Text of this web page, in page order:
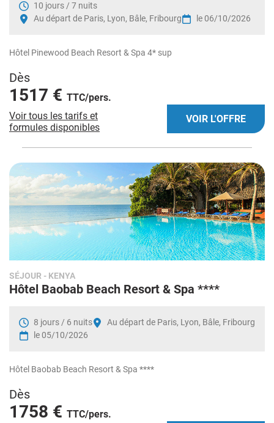
10 jours / 7 nuits
Au départ de Paris, Lyon, Bâle, Fribourg
le 06/10/2026
Hôtel Pinewood Beach Resort & Spa 4* sup
Dès
1517 € TTC/pers.
Voir tous les tarifs et
formules disponibles
VOIR L'OFFRE
SÉJOUR - KENYA
Hôtel Baobab Beach Resort & Spa ****
8 jours / 6 nuits
Au départ de Paris, Lyon, Bâle, Fribourg
le 05/10/2026
Hôtel Baobab Beach Resort & Spa ****
Dès
1758 € TTC/pers.